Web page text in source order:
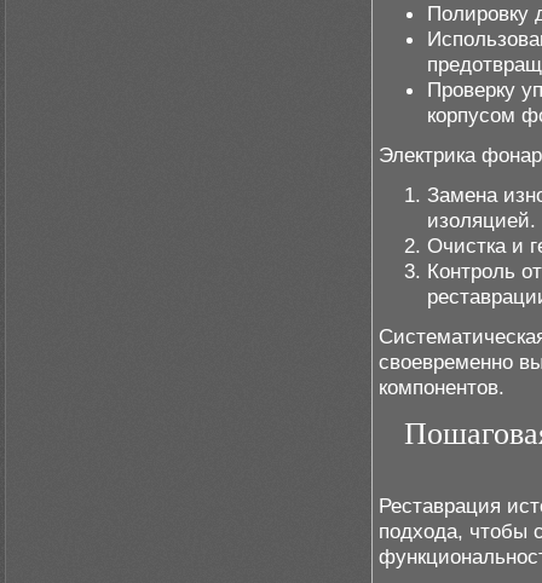
Полировку
Проверку
корпусом
Электрика
Замена
изоляцией.
Очистка и
Контроль
своевременно
компонентов.
Реставрация
подхода, чтобы